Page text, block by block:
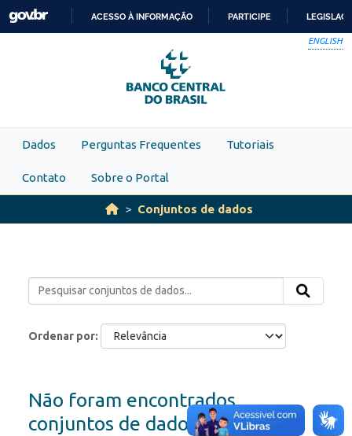
Skip to main content
PARA
O
CONTEÚDO
ACESSO À INFORMAÇÃO PARTICIPE
ENGLISH
Dados Perguntas Frequentes Tutoriais
Contato Sobre o Portal
Conjuntos de dados
Ordenar por
Não foram encontrados
conjuntos de dados